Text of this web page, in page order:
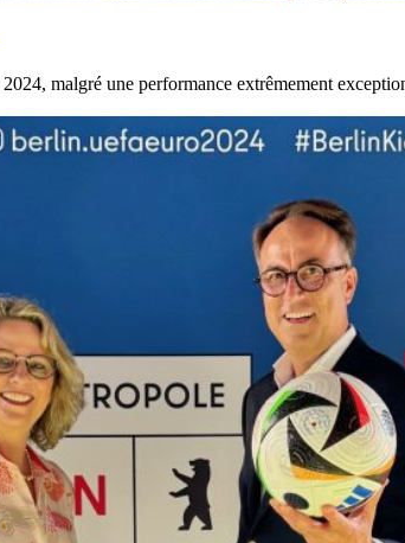
malgré une performance extrêmement